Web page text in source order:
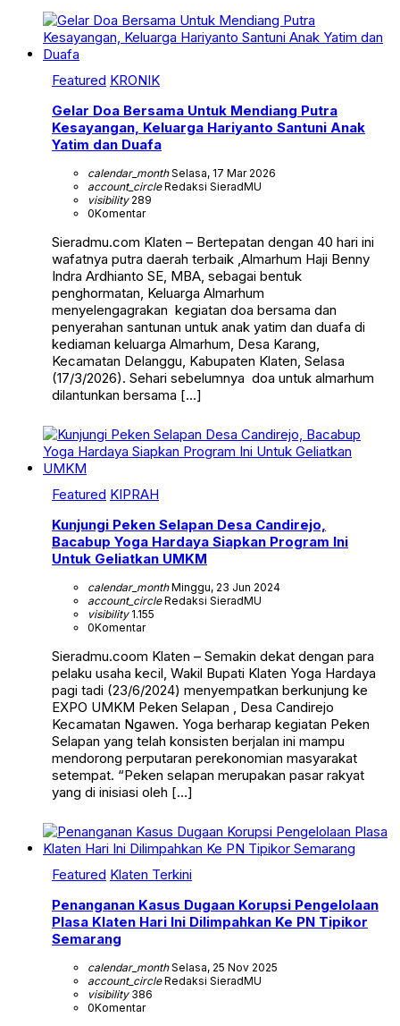
Featured KRONIK
Gelar Doa Bersama Untuk Mendiang Putra
Kesayangan, Keluarga Hariyanto Santuni Anak
Yatim dan Duafa
calendar_monthSelasa, 17 Mar 2026
account_circleRedaksi SieradMU
visibility289
0Komentar
Sieradmu.com Klaten – Bertepatan dengan 40 hari ini
wafatnya putra daerah terbaik ,Almarhum Haji Benny
Indra Ardhianto SE, MBA, sebagai bentuk
penghormatan, Keluarga Almarhum
menyelengagrakan kegiatan doa bersama dan
penyerahan santunan untuk anak yatim dan duafa di
kediaman keluarga Almarhum, Desa Karang,
Kecamatan Delanggu, Kabupaten Klaten, Selasa
(17/3/2026). Sehari sebelumnya doa untuk almarhum
dilantunkan bersama […]
Featured KIPRAH
Kunjungi Peken Selapan Desa Candirejo,
Bacabup Yoga Hardaya Siapkan Program Ini
Untuk Geliatkan UMKM
calendar_monthMinggu, 23 Jun 2024
account_circleRedaksi SieradMU
visibility1.155
0Komentar
Sieradmu.coom Klaten – Semakin dekat dengan para
pelaku usaha kecil, Wakil Bupati Klaten Yoga Hardaya
pagi tadi (23/6/2024) menyempatkan berkunjung ke
EXPO UMKM Peken Selapan , Desa Candirejo
Kecamatan Ngawen. Yoga berharap kegiatan Peken
Selapan yang telah konsisten berjalan ini mampu
mendorong perputaran perekonomian masyarakat
setempat. “Peken selapan merupakan pasar rakyat
yang di inisiasi oleh […]
Featured Klaten Terkini
Penanganan Kasus Dugaan Korupsi Pengelolaan
Plasa Klaten Hari Ini Dilimpahkan Ke PN Tipikor
Semarang
calendar_monthSelasa, 25 Nov 2025
account_circleRedaksi SieradMU
visibility386
0Komentar